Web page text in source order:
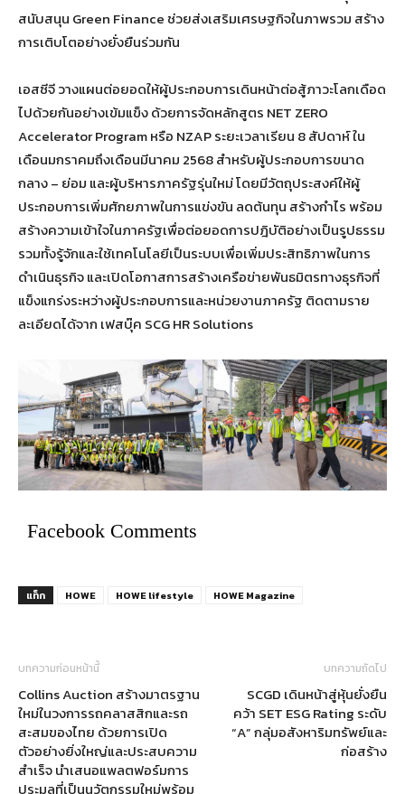
สนับสนุน Green Finance ช่วยส่งเสริมเศรษฐกิจในภาพรวม สร้าง
การเติบโตอย่างยั่งยืนร่วมกัน
เอสซีจี วางแผนต่อยอดให้ผู้ประกอบการเดินหน้าต่อสู้ภาวะโลกเดือด
ไปด้วยกันอย่างเข้มแข็ง ด้วยการจัดหลักสูตร NET ZERO
Accelerator Program หรือ NZAP ระยะเวลาเรียน 8 สัปดาห์ ใน
เดือนมกราคมถึงเดือนมีนาคม 2568 สำหรับผู้ประกอบการขนาด
กลาง – ย่อม และผู้บริหารภาครัฐรุ่นใหม่ โดยมีวัตถุประสงค์ให้ผู้
ประกอบการเพิ่มศักยภาพในการแข่งขัน ลดต้นทุน สร้างกำไร พร้อม
สร้างความเข้าใจในภาครัฐเพื่อต่อยอดการปฎิบัติอย่างเป็นรูปธรรม
รวมทั้งรู้จักและใช้เทคโนโลยีเป็นระบบเพื่อเพิ่มประสิทธิภาพในการ
ดำเนินธุรกิจ และเปิดโอกาสการสร้างเครือข่ายพันธมิตรทางธุรกิจที่
แข็งแกร่งระหว่างผู้ประกอบการและหน่วยงานภาครัฐ ติดตามราย
ละเอียดได้จาก เฟสบุ๊ค SCG HR Solutions
Facebook Comments
แท็ก HOWE HOWE lifestyle HOWE Magazine
บทความก่อนหน้านี้
Collins Auction สร้างมาตรฐาน
ใหม่ในวงการรถคลาสสิกและรถ
สะสมของไทย ด้วยการเปิด
ตัวอย่างยิ่งใหญ่และประสบความ
สำเร็จ นำเสนอแพลตฟอร์มการ
ประมูลที่เป็นนวัตกรรมใหม่พร้อม
บทความถัดไป
SCGD เดินหน้าสู่หุ้นยั่งยืน
คว้า SET ESG Rating ระดับ
“A” กลุ่มอสังหาริมทรัพย์และ
ก่อสร้าง